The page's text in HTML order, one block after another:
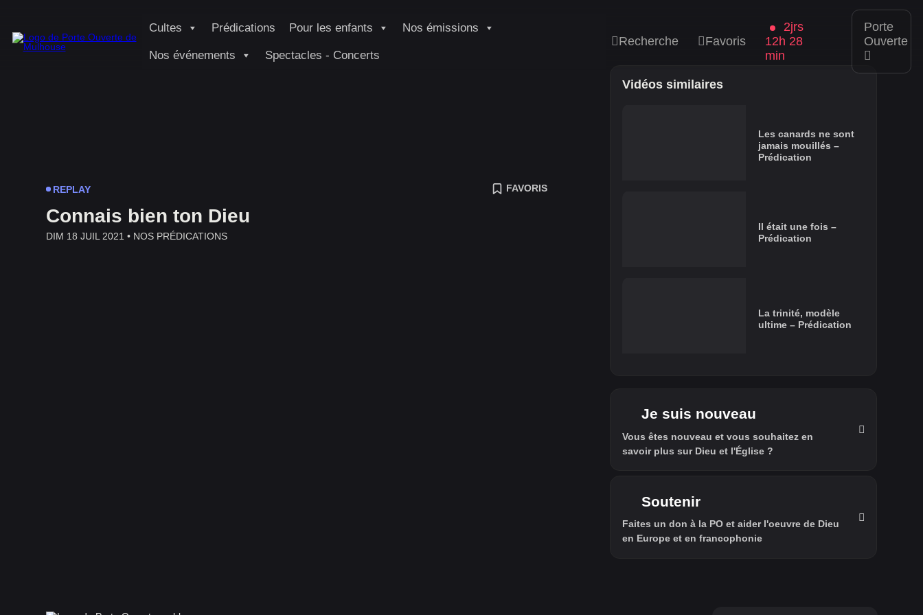
Cultes Prédications Pour les enfants Nos émissions
Nos événements Spectacles - Concerts
Recherche Favoris
2jrs
12h 28
min
Porte
Ouverte
REPLAY FAVORIS
Connais bien ton Dieu
DIM 18 JUIL 2021 • NOS PRÉDICATIONS
Vidéos similaires
Les canards ne sont
jamais mouillés –
Prédication
Il était une fois –
Prédication
La trinité, modèle
ultime – Prédication
Je suis nouveau
Vous êtes nouveau et vous souhaitez en
savoir plus sur Dieu et l'Église ?
Soutenir
Faites un don à la PO et aider l'oeuvre de Dieu
en Europe et en francophonie